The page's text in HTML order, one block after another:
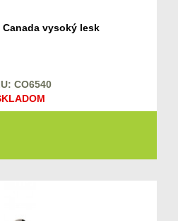
Canada vysoký lesk
CO6540